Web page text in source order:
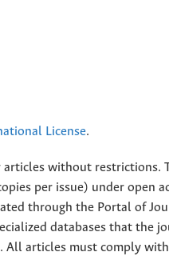
License.
without restrictions.
per issue) under open
through the Portal of
databases that the
All articles must comply with